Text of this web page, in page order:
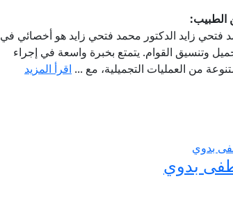
الطبيب:
فتحي زايد الدكتور محمد فتحي زايد هو أخصائي في
وتنسيق القوام. يتمتع بخبرة واسعة في إجراء
من العمليات التجميلية، مع ... اقرأ المزيد
بدوي